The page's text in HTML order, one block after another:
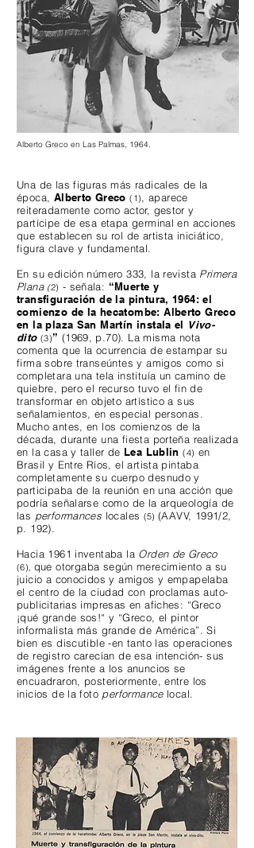
Alberto Greco en Las Palmas, 1964.
Una de las figuras más radicales de la
época, Alberto Greco(1), aparece
reiteradamente como actor, gestor y
partícipe de esa etapa germinal en acciones
que establecen su rol de artista iniciático,
figura clave y fundamental.
En su edición número 333, la revista Primera
Plana (2) - señala: “Muerte y
transfiguración de la pintura, 1964: el
comienzo de la hecatombe: Alberto Greco
en la plaza San Martín instala el Vivo-
dito (3)” (1969, p.70). La misma nota
comenta que la ocurrencia de estampar su
firma sobre transeúntes y amigos como si
completara una tela instituía un camino de
quiebre, pero el recurso tuvo el fin de
transformar en objeto artístico a sus
señalamientos, en especial personas.
Mucho antes, en los comienzos de la
década, durante una fiesta porteña realizada
en la casa y taller de Lea Lublin (4) en
Brasil y Entre Ríos, el artista pintaba
completamente su cuerpo desnudo y
participaba de la reunión en una acción que
podría señalarse como de la arqueología de
las performances locales (5)(AAVV, 1991/2,
p. 192).
Hacia 1961 inventaba la Orden de Greco
(6), que otorgaba según merecimiento a su
juicio a conocidos y amigos y empapelaba
el centro de la ciudad con proclamas auto-
publicitarias impresas en afiches: “Greco
¡qué grande sos!“ y “Greco, el pintor
informalista más grande de América”. Si
bien es discutible -en tanto las operaciones
de registro carecían de esa intención- sus
imágenes frente a los anuncios se
encuadraron, posteriormente, entre los
inicios de la foto performancelocal.